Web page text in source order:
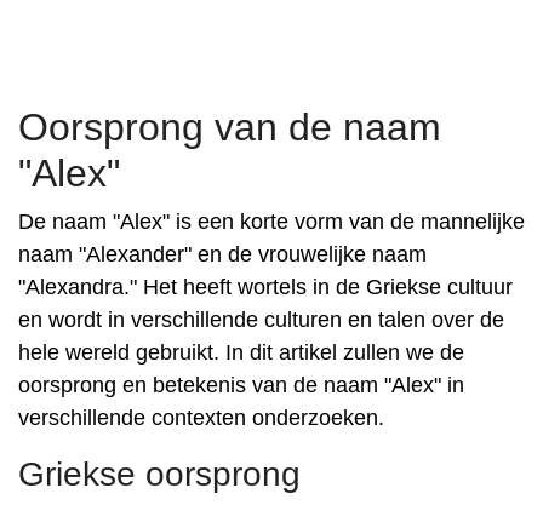
Oorsprong van de naam
"Alex"
De naam "Alex" is een korte vorm van de mannelijke
naam "Alexander" en de vrouwelijke naam
"Alexandra." Het heeft wortels in de Griekse cultuur
en wordt in verschillende culturen en talen over de
hele wereld gebruikt. In dit artikel zullen we de
oorsprong en betekenis van de naam "Alex" in
verschillende contexten onderzoeken.
Griekse oorsprong